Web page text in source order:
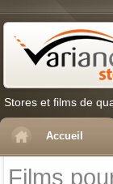
Stores et films de
Accueil
Films